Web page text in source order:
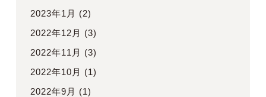
2023年1月 (2)
2022年12月 (3)
2022年11月 (3)
2022年10月 (1)
2022年9月 (1)